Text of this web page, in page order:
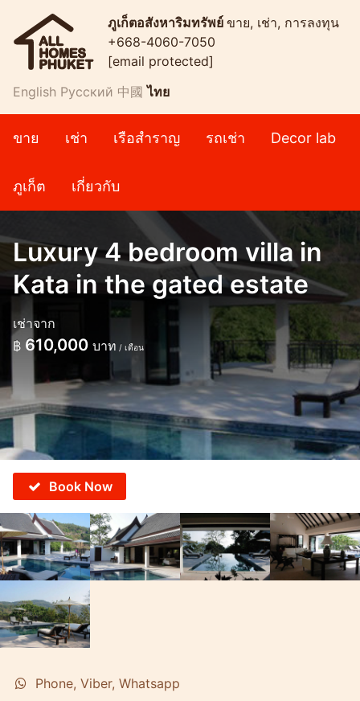
ภูเก็ตอสังหาริมทรัพย์ ขาย, เช่า, การลงทุน
+668-4060-7050
[email protected]
English Русский 中國 ไทย
ขาย เช่า เรือสำราญ รถเช่า Decor lab
ภูเก็ต เกี่ยวกับ
Luxury 4 bedroom villa in
Kata in the gated estate
เช่าจาก
฿ 610,000 บาท / เดือน
Book Now
Phone, Viber, Whatsapp